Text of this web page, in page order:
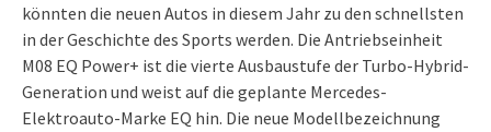
könnten die neuen Autos in diesem Jahr zu den schnellsten
in der Geschichte des Sports werden. Die Antriebseinheit
M08 EQ Power+ ist die vierte Ausbaustufe der Turbo-Hybrid-
Generation und weist auf die geplante Mercedes-
Elektroauto-Marke EQ hin. Die neue Modellbezeichnung